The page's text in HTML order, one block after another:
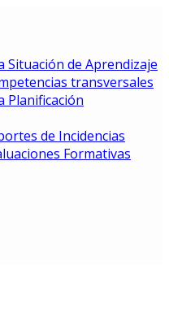
de Aprendizaje
transversales
Planificación
de Incidencias
Formativas